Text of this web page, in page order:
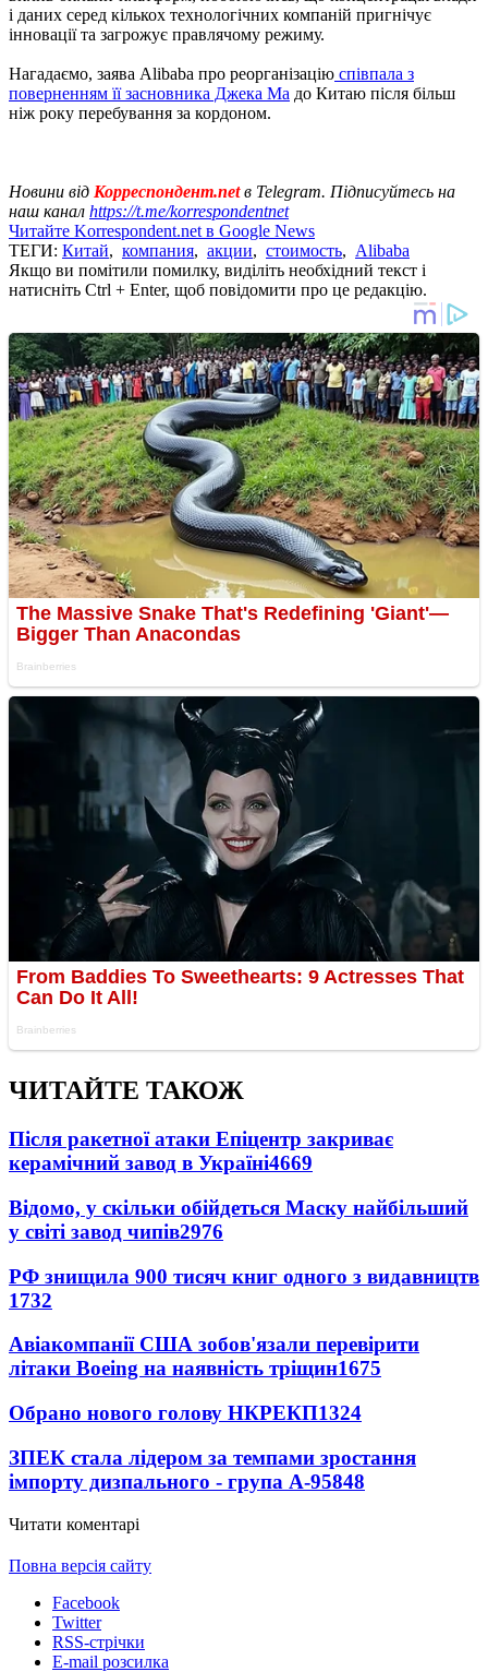
і даних серед кількох технологічних компаній пригнічує
інновації та загрожує правлячому режиму.
Нагадаємо, заява Alibaba про реорганізацію співпала з
поверненням її засновника Джека Ма до Китаю після більш
ніж року перебування за кордоном.
Новини від Корреспондент.netв Telegram. Підписуйтесь на
наш канал https://t.me/korrespondentnet
Читайте Korrespondent.net в Google News
ТЕГИ: Китай, компания, акции, стоимость, Alibaba
Якщо ви помітили помилку, виділіть необхідний текст і
натисніть Ctrl + Enter, щоб повідомити про це редакцію.
ЧИТАЙТЕ ТАКОЖ
Після ракетної атаки Епіцентр закриває
керамічний завод в Україні4669
Відомо, у скільки обійдеться Маску найбільший
у світі завод чипів2976
РФ знищила 900 тисяч книг одного з видавництв
1732
Авіакомпанії США зобов'язали перевірити
літаки Boeing на наявність тріщин1675
Обрано нового голову НКРЕКП1324
ЗПЕК стала лідером за темпами зростання
імпорту дизпального - група А-95848
Читати коментарі
Повна версія сайту
Facebook
Twitter
RSS-стрічки
E-mail розсилка